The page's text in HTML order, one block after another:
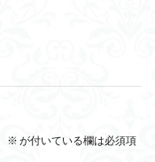
※ が付いている欄は必須項